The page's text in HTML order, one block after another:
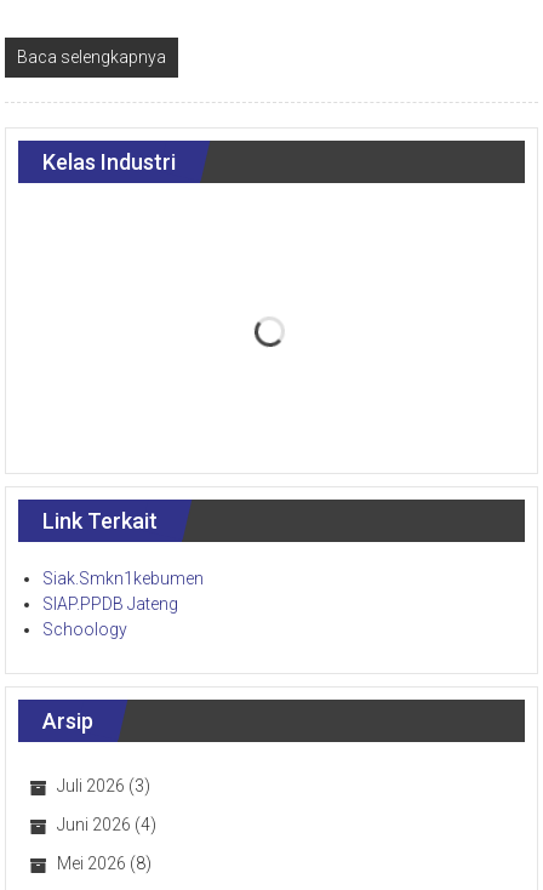
Baca selengkapnya
Kelas Industri
Link Terkait
Siak.Smkn1kebumen
SIAP.PPDB Jateng
Schoology
Arsip
Juli 2026 (3)
Juni 2026 (4)
Mei 2026 (8)